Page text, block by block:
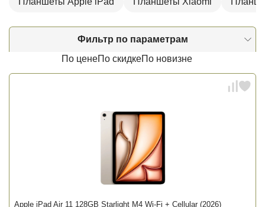
Фильтр по параметрам
По ценеПо скидкеПо новизне
Apple iPad Air 11 128GB Starlight M4 Wi-Fi + Cellular (2026)